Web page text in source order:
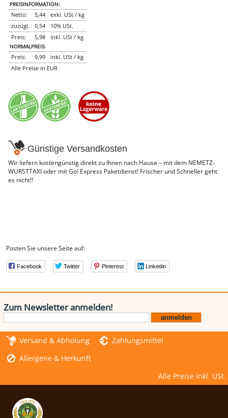
PREISINFORMATION:
Netto: 5,44
exkl. USt / kg
zuzügl.
0,54
10% USt.
Preis:
5,98 inkl. USt / kg
NORMALPREIS:
Preis: 9,99
inkl. USt / kg
Alle Preise in EUR
Günstige Versandkosten
Wir liefern kostengünstig direkt zu Ihnen nach Hause – mit dem NEMETZ-
WURSTTAXI oder mit Go! Express Paketdienst! Frischer und Schneller geht
es nicht!!
Posten Sie unsere Seite auf:
Facebook Twitter Pinterest Linkedin
Zum Newsletter anmelden!
Versand & Abholung
Zahlungsmittel
Allergene & Herkunft
Alle Preise inkl. USt.